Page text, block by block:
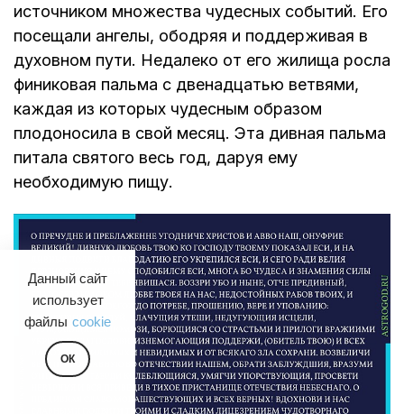
Данный сайт
использует
файлы cookie
ОК
источником множества чудесных событий. Его
посещали ангелы, ободряя и поддерживая в
духовном пути. Недалеко от его жилища росла
финиковая пальма с двенадцатью ветвями,
каждая из которых чудесным образом
плодоносила в свой месяц. Эта дивная пальма
питала святого весь год, даруя ему
необходимую пищу.